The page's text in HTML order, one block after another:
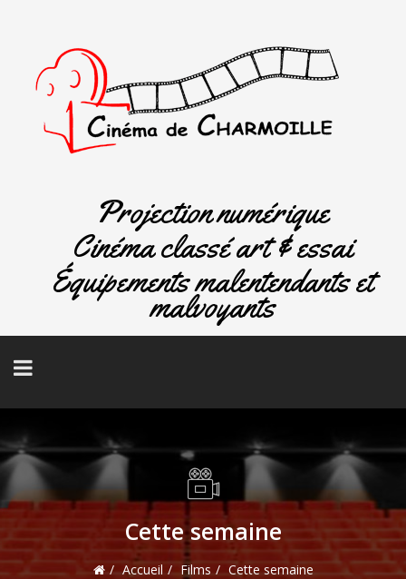
Projection numérique
Cinéma classé art & essai
Équipements malentendants et
malvoyants
Cette semaine
Accueil Films Cette semaine